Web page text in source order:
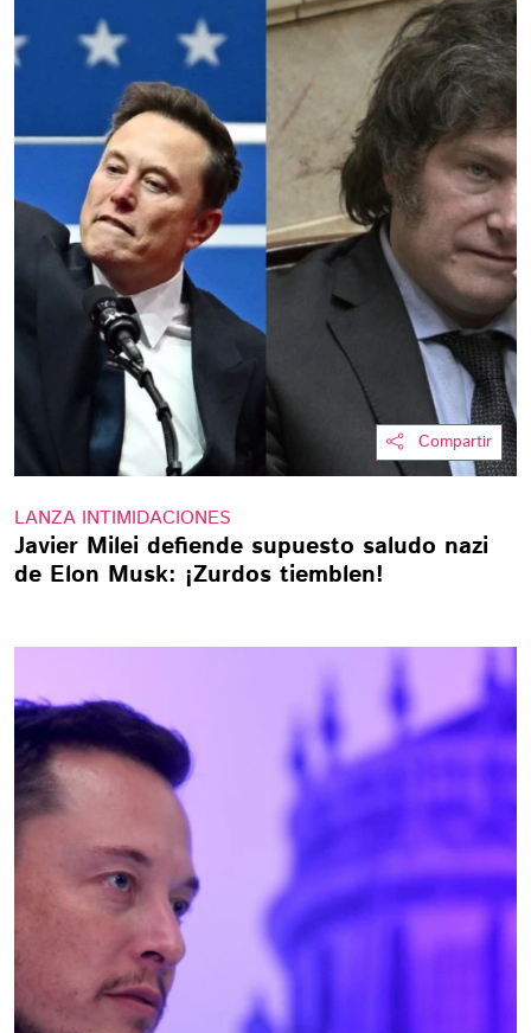
Compartir
LANZA INTIMIDACIONES
Javier Milei defiende supuesto saludo nazi
de Elon Musk: ¡Zurdos tiemblen!